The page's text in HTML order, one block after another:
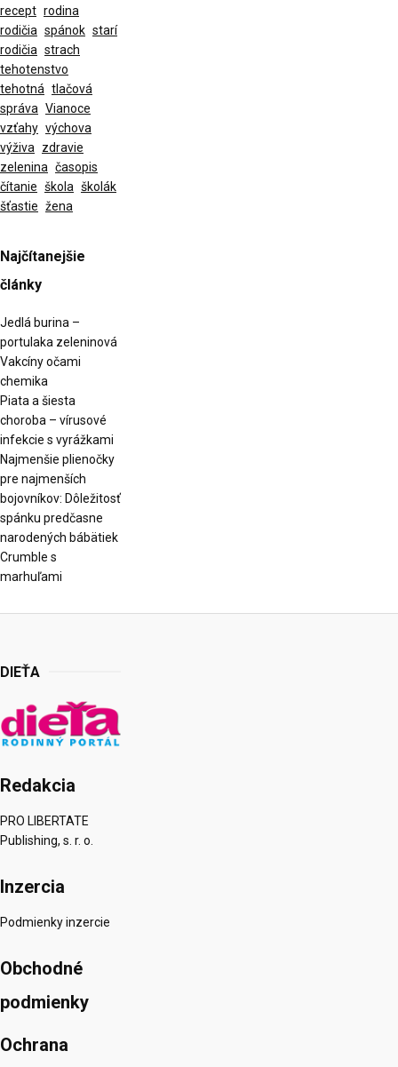
recept rodina
rodičia spánok starí
rodičia strach
tehotenstvo
tehotná tlačová
správa Vianoce
vzťahy výchova
výživa
zdravie
zelenina časopis
čítanie škola školák
šťastie žena
Najčítanejšie
články
Jedlá burina –
portulaka zeleninová
Vakcíny očami
chemika
Piata a šiesta
choroba – vírusové
infekcie s vyrážkami
Najmenšie plienočky
pre najmenších
bojovníkov: Dôležitosť
spánku predčasne
narodených bábätiek
Crumble s
marhuľami
DIEŤA
Redakcia
PRO LIBERTATE
Publishing, s. r. o.
Inzercia
Podmienky inzercie
Obchodné
podmienky
Ochrana